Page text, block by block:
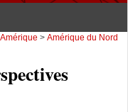
Amérique >Amérique du Nord